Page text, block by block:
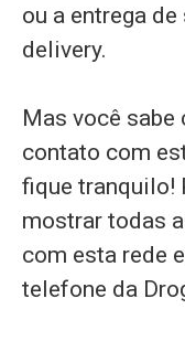
ou a entrega
delivery.
Mas você sabe
contato com
fique tranquilo!
mostrar todas
com esta rede
telefone da